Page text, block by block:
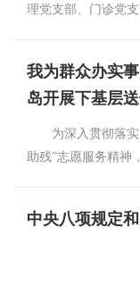
识，萌生了加入中
期间，他深切感受
入中国共产党，并
全会后，他的入党
的接受党的教育，
为“省卫生系统优秀
丁薛祥同志担任副
央政治局常委会领
件起草组召开第一
动。 党中央把发
程，深入开展调查
发出《关于对党的
意见的通知》，在
我在上海主持召开
时段 ► 一键电子
事 预约成功后立
通过自助机完成，
间，让就医过程
林秀梅/文 陈少
理党支部、门诊党
们开展《肺癌CT筛
期筛查的重要性及
测血糖、乙肝表面
目，针对检测结果
教授村民心肺复苏
我为群众办实
岛开展下基层
为深入贯彻落实“
助残”志愿服务精神
民提供健康指导，
中央八项规定